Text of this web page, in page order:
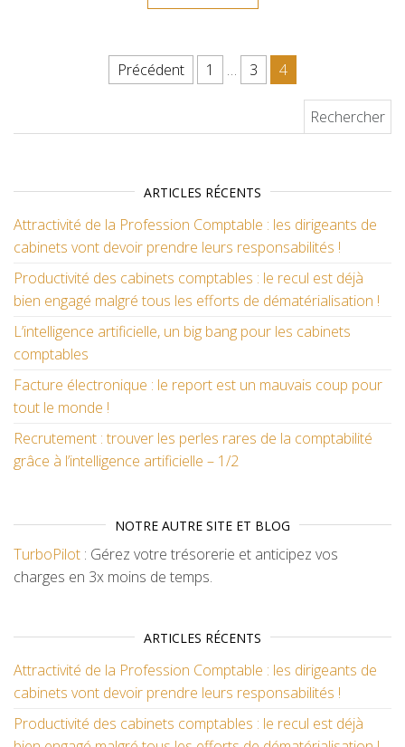
Navigation des articles
Précédent 1 … 3
4
ARTICLES RÉCENTS
Attractivité de la Profession Comptable : les dirigeants de
cabinets vont devoir prendre leurs responsabilités !
Productivité des cabinets comptables : le recul est déjà
bien engagé malgré tous les efforts de dématérialisation !
L’intelligence artificielle, un big bang pour les cabinets
comptables
Facture électronique : le report est un mauvais coup pour
tout le monde !
Recrutement : trouver les perles rares de la comptabilité
grâce à l’intelligence artificielle – 1/2
NOTRE AUTRE SITE ET BLOG
TurboPilot : Gérez votre trésorerie et anticipez vos
charges en 3x moins de temps.
ARTICLES RÉCENTS
Attractivité de la Profession Comptable : les dirigeants de
cabinets vont devoir prendre leurs responsabilités !
Productivité des cabinets comptables : le recul est déjà